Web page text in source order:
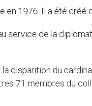
1976. Il a été créé
service de la
disparition du
71 membres du